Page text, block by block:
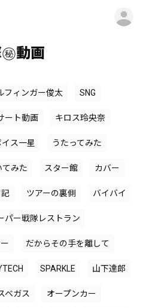
動画
フィンガー俊太 SNG
ート動画 キロス玲央奈
ス一星 うたってみた
てみた スター館 カバー
ツアーの裏側 バイバイ
パー戦隊レストラン
だからその手を離して
SPARKLE 山下達郎
ベガス オープンカー